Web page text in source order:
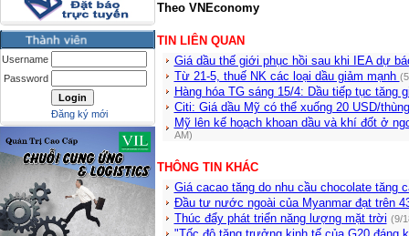
Username
Password
Đăng ký mới
Theo VNEconomy
TIN LIÊN QUAN
Giá dầu thế giới phục hồi sau khi IEA dự
Từ 21-5, thuế NK các loại dầu giảm mạnh
Hàng hóa TG sáng 15/4: Dầu tiếp tục tăng
Citi: Giá dầu Mỹ có thể xuống 20 USD/
Mỹ lên kế hoạch khoan dầu và khí đốt ở
AM)
THÔNG TIN KHÁC
Giá cacao tăng do nhu cầu chocolate tăng
Đầu tư nước ngoài của Myanmar đạt trên
Thúc đẩy phát triển năng lượng mặt trời (9/